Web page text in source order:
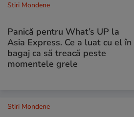
Stiri Mondene
Panică pentru What’s UP la
Asia Express. Ce a luat cu el în
bagaj ca să treacă peste
momentele grele
Stiri Mondene